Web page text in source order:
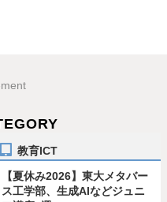
教育ICT
【夏休み2026】東大メタバー
ス工学部、生成AIなどジュニ